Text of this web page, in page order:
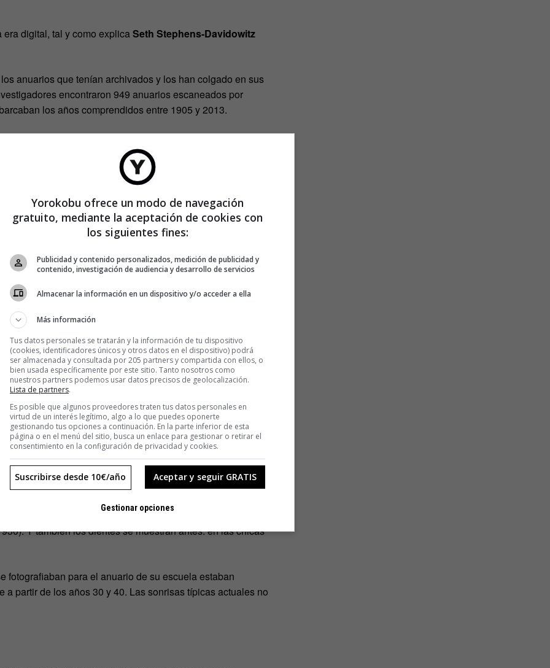
digital, tal y como explica Seth Stephens-Davidowitz
anuarios que tenían archivados y los han colgado en sus
encontraron 949 anuarios escaneados por
los años comprendidos entre 1905 y 2013.
rostro promedio a partir de todas las caras, década por
ubicación y configuración de la nariz, los ojos, los labios y
desde 1905 hasta 2013,el rasgo que más cambió
promedio es una boca seria, de dos labios cerrados,
curvarse progresivamente en cada extremo, década tras
Y, a partir de la década de 1970, y sobre todo de 1980, esa
de las chicas, la sonrisa parece aflorar un poco antes
Y también los dientes se muestran antes: en las chicas
fotografiaban para el anuario de su escuela estaban
partir de los años 30 y 40. Las sonrisas típicas actuales no
Yorokobu ofrece un modo de navegación
gratuito, mediante la aceptación de cookies con
los siguientes fines:
Publicidad y contenido personalizados, medición de publicidad y
contenido, investigación de audiencia y desarrollo de servicios
Almacenar la información en un dispositivo y/o acceder a ella
Más información
Tus datos personales se tratarán y la información de tu dispositivo
(cookies, identificadores únicos y otros datos en el dispositivo) podrá
ser almacenada y consultada por 205 partners y compartida con ellos, o
bien usada específicamente por este sitio. Tanto nosotros como
nuestros partners podemos usar datos precisos de geolocalización.
Lista de partners.
Es posible que algunos proveedores traten tus datos personales en
virtud de un interés legítimo, algo a lo que puedes oponerte
gestionando tus opciones a continuación. En la parte inferior de esta
página o en el menú del sitio, busca un enlace para gestionar o retirar el
consentimiento en la configuración de privacidad y cookies.
Aceptar y seguir GRATIS
Suscribirse desde 10€/año
Gestionar opciones